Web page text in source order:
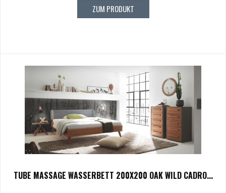
ZUM PRODUKT
TUBE MASSAGE WASSERBETT 200X200 OAK WILD CADRO...